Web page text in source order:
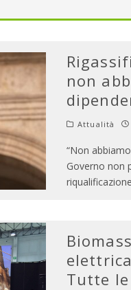
non
Attualità
“Non
Governo non
riqualificazione
Tutte